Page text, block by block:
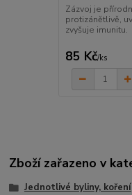
Zázvoj je
protizánětlivě,
zvyšuje imunitu.
85 Kč/ks
Zboží zařazeno v
Jednotlivé byliny, koření